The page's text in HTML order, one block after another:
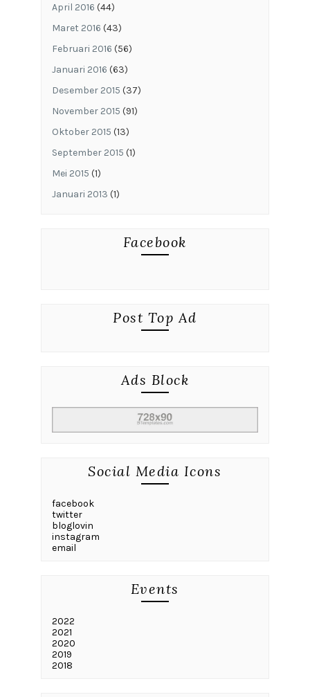
April 2016 (44)
Maret 2016 (43)
Februari 2016 (56)
Januari 2016 (63)
Desember 2015 (37)
November 2015 (91)
Oktober 2015 (13)
September 2015 (1)
Mei 2015 (1)
Januari 2013 (1)
Facebook
Post Top Ad
Ads Block
Social Media Icons
facebook
twitter
bloglovin
instagram
email
Events
2022
2021
2020
2019
2018